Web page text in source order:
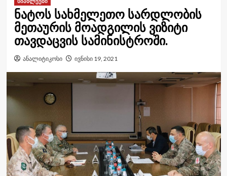
ნატოს სახმელეთო სარდლობის
მეთაურის მოადგილის ვიზიტი
თავდაცვის სამინისტროში.
ანალიტიკოსი ივნისი 19, 2021